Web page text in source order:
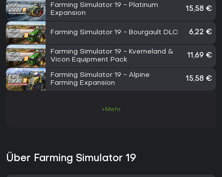
Farming Simulator 19 - Platinum
Expansion
15,58 €
Farming Simulator 19 - Bourgault DLC 6,22 €
Farming Simulator 19 - Kverneland &
Vicon Equipment Pack
11,69 €
Farming Simulator 19 - Alpine
Farming Expansion
15,58 €
+Mehr
Über Farming Simulator 19